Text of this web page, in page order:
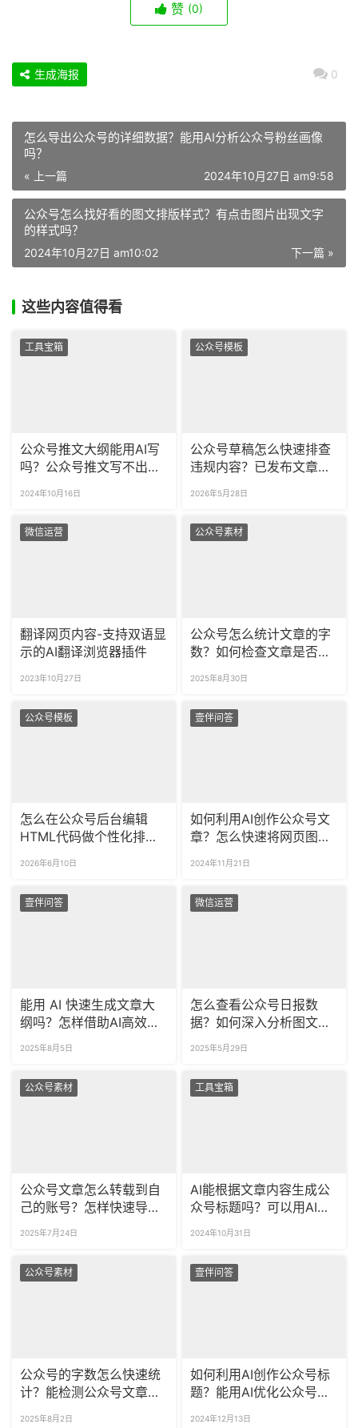
赞 (0)
0
生成海报
怎么导出公众号的详细数据？能用AI分析公众号粉丝画像
吗？
« 上一篇 2024年10月27日 am9:58
公众号怎么找好看的图文排版样式？有点击图片出现文字
的样式吗？
下一篇 »
2024年10月27日 am10:02
这些内容值得看
工具宝箱
公众号推文大纲能用AI写
吗？公众号推文写不出来
2024年10月16日
公众号模板
公众号草稿怎么快速排查
违规内容？已发布文章怎
2026年5月28日
微信运营
翻译网页内容-支持双语显
示的AI翻译浏览器插件
2023年10月27日
公众号素材
公众号怎么统计文章的字
数？如何检查文章是否有
2025年8月30日
公众号模板
怎么在公众号后台编辑
HTML代码做个性化排
2026年6月10日
壹伴问答
如何利用AI创作公众号文
章？怎么快速将网页图片
2024年11月21日
壹伴问答
能用 AI 快速生成文章大
纲吗？怎样借助AI高效排
2025年8月5日
微信运营
怎么查看公众号日报数
据？如何深入分析图文数
2025年5月29日
公众号素材
公众号文章怎么转载到自
己的账号？怎样快速导入
2025年7月24日
工具宝箱
AI能根据文章内容生成公
众号标题吗？可以用AI生
2024年10月31日
公众号素材
公众号的字数怎么快速统
计？能检测公众号文章的
2025年8月2日
壹伴问答
如何利用AI创作公众号标
题？能用AI优化公众号标
2024年12月13日